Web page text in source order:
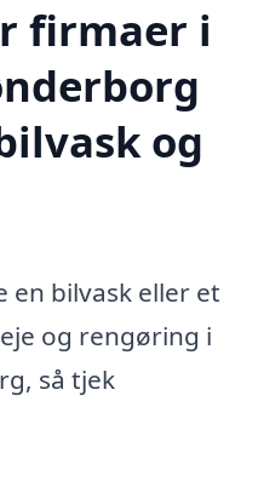
firmaer i
og
en bilvask eller et
og rengøring i
så tjek